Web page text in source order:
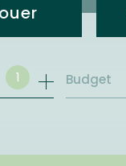
résidentielle
et
1 Budget